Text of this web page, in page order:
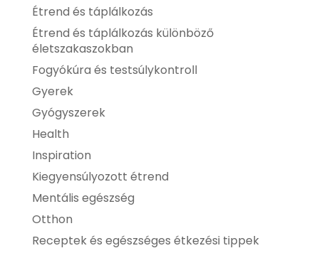
Étrend és táplálkozás
Étrend és táplálkozás különböző
életszakaszokban
Fogyókúra és testsúlykontroll
Gyerek
Gyógyszerek
Health
Inspiration
Kiegyensúlyozott étrend
Mentális egészség
Otthon
Receptek és egészséges étkezési tippek